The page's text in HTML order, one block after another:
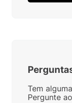
Tem
Pergunte